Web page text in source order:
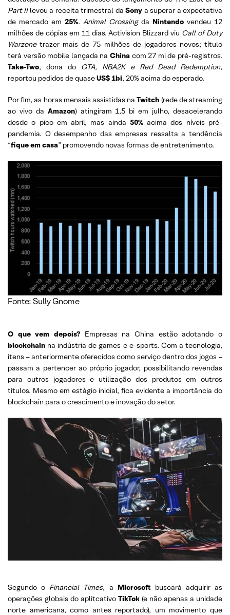
Part IIlevou a receita trimestral daSony a superar a expectativa
de mercado em 25%. Animal Crossingda Nintendo vendeu 12
milhões de cópias em 11 dias. Activision Blizzard viu Call of Duty
Warzonetrazer mais de 75 milhões de jogadores novos; título
terá versão mobile lançada na China com 27 mi de pré-registros.
Take-Two, dona do GTA, NBA2K e Red Dead Redemption,
reportou pedidos de quaseUS$ 1bi, 20% acima do esperado.
Por fim, as horas mensais assistidas naTwitch (rede de streaming
ao vivo da Amazon) atingiram 1,5 bi em julho, desacelerando
desde o pico em abril, mas ainda 50%acima dos níveis pré-
pandemia. O desempenho das empresas ressalta a tendência
“fique em casa” promovendo novas formas de entretenimento.
Fonte: Sully Gnome
O que vem depois? Empresas na China estão adotando o
blockchain na indústria de games e e-sports. Com a tecnologia,
itens – anteriormente oferecidos como serviço dentro dos jogos –
passam a pertencer ao próprio jogador, possibilitando revendas
para outros jogadores e utilização dos produtos em outros
títulos. Mesmo em estágio inicial, fica evidente a importância do
blockchain para o crescimento e inovação do setor.
Segundo o Financial Times, a Microsoft buscará adquirir as
operações globais do aplitcativo TikTok (e não apenas a unidade
norte americana, como antes reportado), um movimento que